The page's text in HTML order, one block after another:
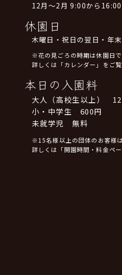
12月～2月 9:00から16:00
休園日
木曜日・祝日の翌日・年
※花の見ごろの時期は休園日で
詳しくは「カレンダー」をご覧
本日の入園料
大人（高校生以上）
小・中学生 600円
未就学児 無料
※15名様以上の団体のお客様
詳しくは「開園時間・料金ペ